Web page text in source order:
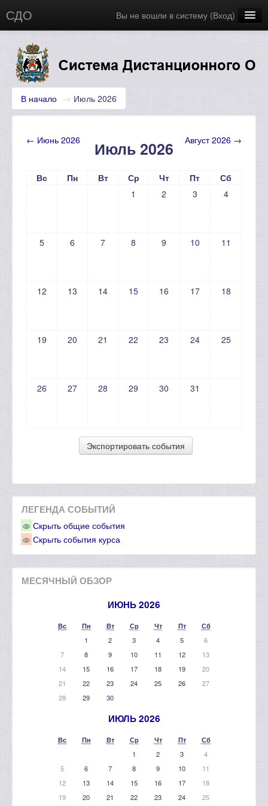
СДО Вы не вошли в систему (Вход)
Новости
Русский (ru)
В начало → Июль 2026
← Июнь 2026 Июль 2026 Август 2026 →
Вс Пн Вт Ср Чт Пт
Сб
1
2 3 4
5 6 7 8 9 10 11
12 13 14 15 16 17 18
19 20 21 22 23 24 25
26 27 28 29 30 31
ЛЕГЕНДА СОБЫТИЙ
Скрыть общие события
Скрыть события курса
МЕСЯЧНЫЙ ОБЗОР
ИЮНЬ 2026
Вс Пн Вт Ср Чт Пт
Сб
1
2 3 4 5
6
7
8 9 10 11 12
13
14
15 16 17 18 19
20
21
22 23 24 25 26
27
28
29 30
ИЮЛЬ 2026
Вс Пн Вт Ср Чт Пт
Сб
1
2 3
4
5
6 7 8 9 10
11
12
13 14 15 16 17
18
19
20 21 22 23 24 25